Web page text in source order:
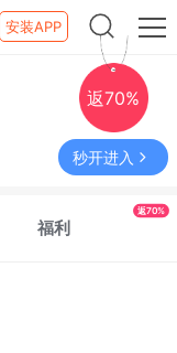
安装APP
返70%
秒开进入
福利
返70%